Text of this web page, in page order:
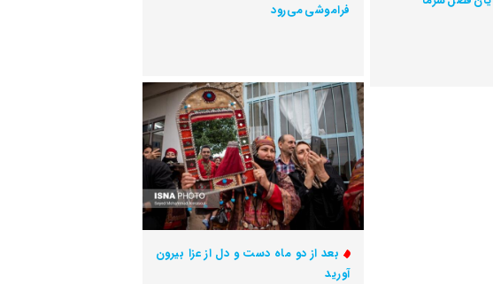
فراموشی می‌رود
بعد از دو ماه دست و دل از عزا بیرون
آورید